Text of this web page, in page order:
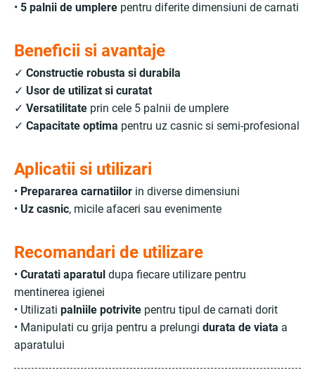
• 5 palnii de umplere pentru diferite dimensiuni de carnati
Beneficii si avantaje
✓ Constructie robusta si durabila
✓ Usor de utilizat si curatat
✓ Versatilitate prin cele 5 palnii de umplere
✓ Capacitate optima pentru uz casnic si semi-profesional
Aplicatii si utilizari
• Prepararea carnatiilor in diverse dimensiuni
• Uz casnic, micile afaceri sau evenimente
Recomandari de utilizare
• Curatati aparatul dupa fiecare utilizare pentru
mentinerea igienei
• Utilizati palniile potrivite pentru tipul de carnati dorit
• Manipulati cu grija pentru a prelungi durata de viata a
aparatului